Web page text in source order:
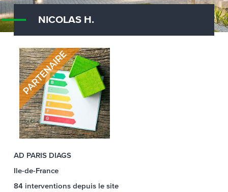
NICOLAS H.
AD PARIS DIAGS
Ile-de-France
84 interventions depuis le site